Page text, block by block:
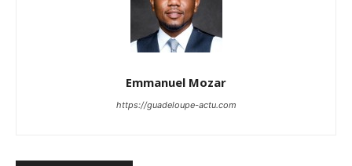
Emmanuel Mozar
https://guadeloupe-actu.com